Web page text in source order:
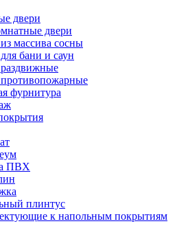
двери
двери
массива сосны
бани и саун
фурнитура
ПВХ
плинтус
к напольным покрытиям